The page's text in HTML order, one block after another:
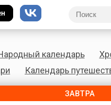
календарь
Календарь
ЗАВТРА